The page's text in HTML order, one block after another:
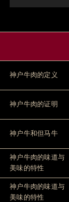
神户牛肉的定义
神户牛肉的证明
神户牛和但马牛
神户牛肉的味道与
美味的特性
神户牛肉的味道与
美味的特性